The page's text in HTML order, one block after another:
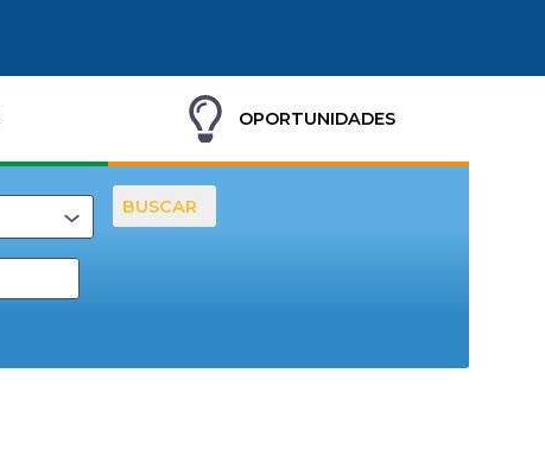
OPORTUNIDADES
BUSCAR